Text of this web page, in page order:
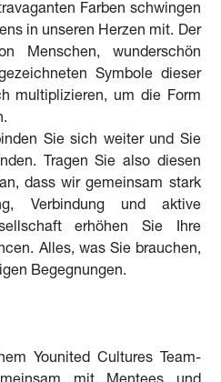
Farben schwingen
in unseren Herzen mit. Der
Menschen, wunderschön
Symbole dieser
multiplizieren, um die Form
Sie sich weiter und Sie
Tragen Sie also diesen
dass wir gemeinsam stark
Verbindung und aktive
erhöhen Sie Ihre
Alles, was Sie brauchen,
Begegnungen.
Younited Cultures Team-